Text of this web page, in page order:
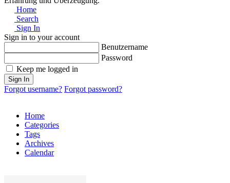
Home
Search
Sign In
Sign in to your account
Benutzername
Password
Keep me logged in
Sign In
Forgot username? Forgot password?
Home
Categories
Tags
Archives
Calendar